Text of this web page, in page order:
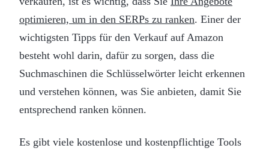
optimieren, um in den SERPs zu ranken. Einer der
wichtigsten Tipps für den Verkauf auf Amazon
besteht wohl darin, dafür zu sorgen, dass die
Suchmaschinen die Schlüsselwörter leicht erkennen
und verstehen können, was Sie anbieten, damit Sie
entsprechend ranken können.
Es gibt viele kostenlose und kostenpflichtige Tools